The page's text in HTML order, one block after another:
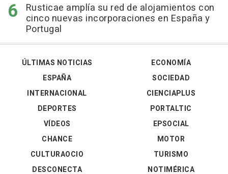
Rusticae amplía su red de alojamientos con
cinco nuevas incorporaciones en España y
Portugal
ÚLTIMAS NOTICIAS
ESPAÑA
INTERNACIONAL
DEPORTES
VÍDEOS
ECONOMÍA
SOCIEDAD
CIENCIAPLUS
PORTALTIC
EPSOCIAL
CHANCE
CULTURAOCIO
DESCONECTA
MOTOR
TURISMO
NOTIMÉRICA